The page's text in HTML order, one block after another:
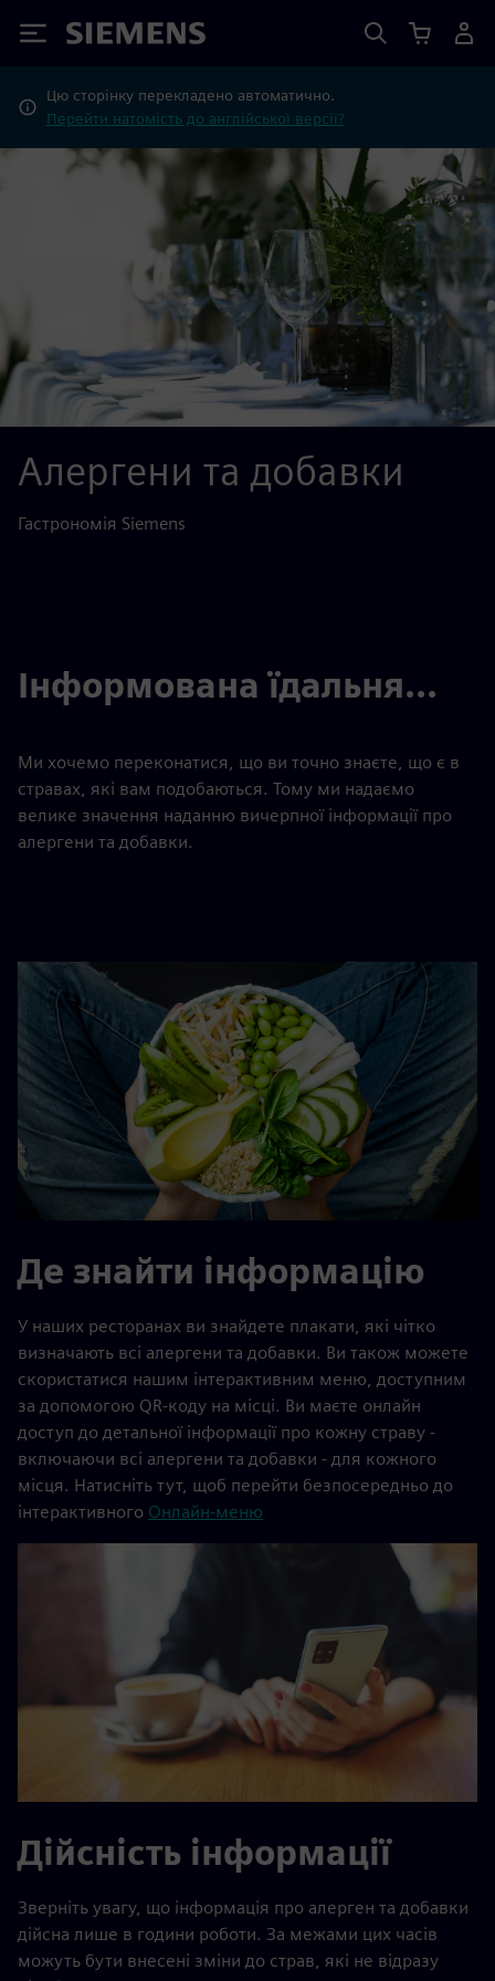
Siemens
Цю сторінку перекладено автоматично.
Перейти натомість до англійської версії?
Алергени та добавки
Гастрономія Siemens
Інформована їдальня...
Ми хочемо переконатися, що ви точно знаєте, що є в
стравах, які вам подобаються. Тому ми надаємо
велике значення наданню вичерпної інформації про
алергени та добавки.
Де знайти інформацію
У наших ресторанах ви знайдете плакати, які чітко
визначають всі алергени та добавки. Ви також можете
скористатися нашим інтерактивним меню, доступним
за допомогою QR-коду на місці. Ви маєте онлайн
доступ до детальної інформації про кожну страву -
включаючи всі алергени та добавки - для кожного
місця. Натисніть тут, щоб перейти безпосередньо до
інтерактивного Онлайн-меню
Дійсність інформації
Зверніть увагу, що інформація про алерген та добавки
дійсна лише в години роботи. За межами цих часів
можуть бути внесені зміни до страв, які не відразу